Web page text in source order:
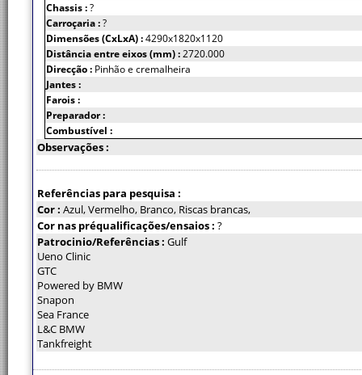
Chassis :?
Carroçaria :?
Dimensões (CxLxA) :4290x1820x1120
Distância entre eixos (mm) :2720.000
Direcção : Pinhão e cremalheira
Jantes :
Farois :
Preparador :
Combustível :
Observações :
Referências para pesquisa :
Cor : Azul, Vermelho, Branco, Riscas brancas,
Cor nas préqualificações/ensaios : ?
Patrocinio/Referências : Gulf
Ueno Clinic
GTC
Powered by BMW
Snapon
Sea France
L&C BMW
Tankfreight